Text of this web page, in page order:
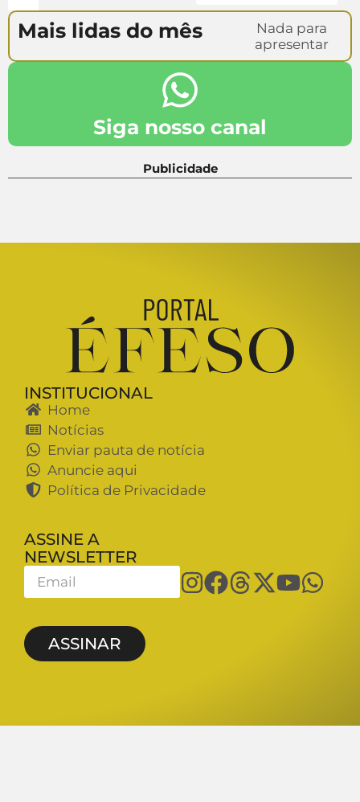
Mais lidas do mês
Nada para
apresentar
Siga nosso canal
Publicidade
INSTITUCIONAL
Home
Notícias
Enviar pauta de notícia
Anuncie aqui
Política de Privacidade
ASSINE A
NEWSLETTER
ASSINAR